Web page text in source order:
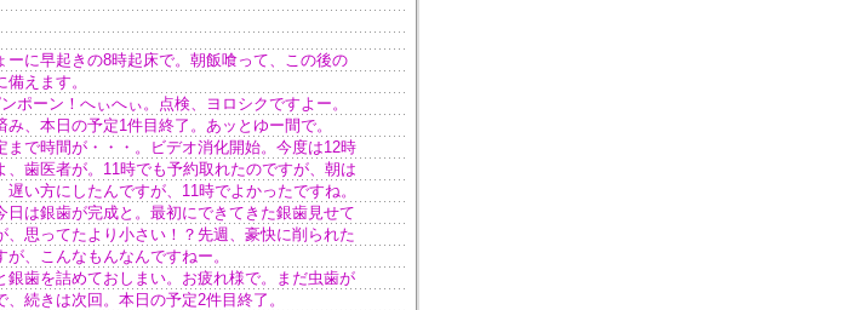
に早起きの8時起床で。朝飯喰って、この後の
えます。
ポーン！へぃへぃ。点検、ヨロシクですよー。
み、本日の予定1件目終了。あッとゆー間で。
で時間が・・・。ビデオ消化開始。今度は12時
、歯医者が。11時でも予約取れたのですが、朝は
遅い方にしたんですが、11時でよかったですね。
は銀歯が完成と。最初にできてきた銀歯見せて
、思ってたより小さい！？先週、豪快に削られた
が、こんなもんなんですねー。
歯を詰めておしまい。お疲れ様で。まだ虫歯が
、続きは次回。本日の予定2件目終了。